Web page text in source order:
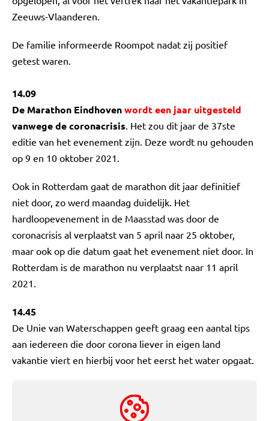
Zeeuws-Vlaanderen.
De familie informeerde Roompot nadat zij positief
getest waren.
14.09
De Marathon Eindhovenwordt een jaar uitgesteld
vanwege de coronacrisis. Het zou dit jaar de 37ste
editie van het evenement zijn. Deze wordt nu gehouden
op 9 en 10 oktober 2021.
Ook in Rotterdam gaat de marathon dit jaar definitief
niet door, zo werd maandag duidelijk. Het
hardloopevenement in de Maasstad was door de
coronacrisis al verplaatst van 5 april naar 25 oktober,
maar ook op die datum gaat het evenement niet door. In
Rotterdam is de marathon nu verplaatst naar 11 april
2021.
14.45
De Unie van Waterschappen geeft graag een aantal tips
aan iedereen die door corona liever in eigen land
vakantie viert en hierbij voor het eerst het water opgaat.